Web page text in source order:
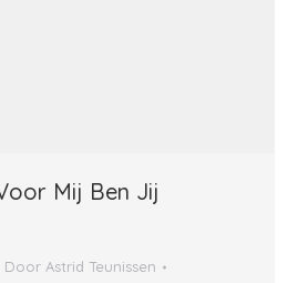
Mij Ben Jij
Door Astrid Teunissen